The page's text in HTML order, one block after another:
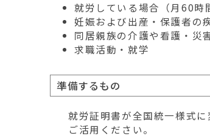
就労している場合（月60時
妊娠および出産・保護者の
同居親族の介護や看護・災
求職活動・就学
準備するもの
就労証明書が全国統一様式
ご活用ください。